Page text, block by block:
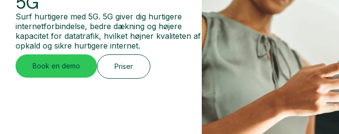
Surf hurtigere med 5G. 5G giver dig hurtigere
internetforbindelse, bedre dækning og højere
kapacitet for datatrafik, hvilket højner kvaliteten af
opkald og sikre hurtigere internet.
Book en demo Priser